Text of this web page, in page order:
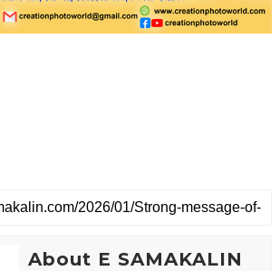
About E SAMAKALIN